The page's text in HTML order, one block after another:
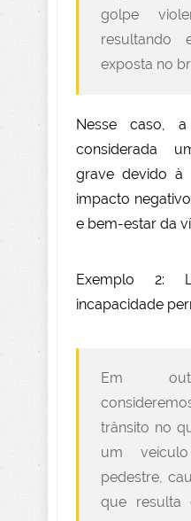
golpe
resultando
exposta no
Nesse caso,
considerada
grave devido à
impacto
e bem-estar da
Exemplo 2:
incapacidade
Em
trânsito no
um
pedestre,
que resulta